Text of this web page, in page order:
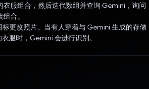
衣服组合，然后迭代数组并查询 Gemini，询问
合。
更改照片。当有人穿着与 Gemini 生成的存储
服时，Gemini 会进行识别。